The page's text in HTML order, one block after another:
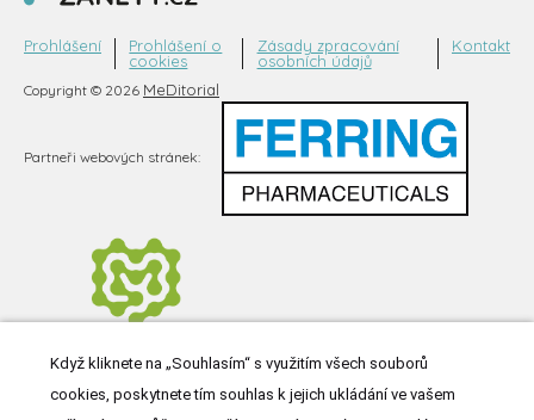
Copyright © 2026 MeDitorial
Prohlášení
Prohlášení o
cookies
Zásady zpracování
osobních údajů
Kontakt
Partneři webových stránek:
Když kliknete na „Souhlasím“ s využitím všech souborů
cookies, poskytnete tím souhlas k jejich ukládání ve vašem